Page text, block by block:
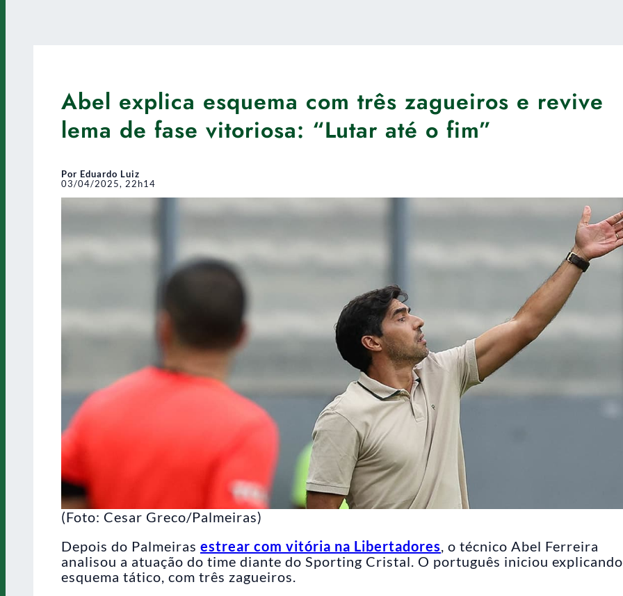
Abel explica esquema com três zagueiros e revive
lema de fase vitoriosa: “Lutar até o fim”
Por Eduardo Luiz
03/04/2025, 22h14
(Foto: Cesar Greco/Palmeiras)
Depois do Palmeiras estrear com vitória na Libertadores, o técnico Abel Ferreira
analisou a atuação do time diante do Sporting Cristal. O português iniciou
esquema tático, com três zagueiros.